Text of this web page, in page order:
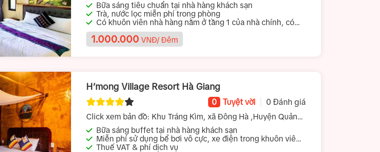
Bữa sáng tiêu chuẩn tại nhà hàng khách sạn
Trà, nước lọc miễn phí trong phòng
Có khuôn viên nhà hàng nằm ở tầng 1 của nhà chính, có
thể đặt theo thực đơn có sẵn tại home hoặc đặt theo yêu cầu
1.000.000 VNĐ/ Đêm
H’mong Village Resort Hà Giang
0 Tuyệt vời
0 Đánh giá
Click xem bản đồ: Khu Tráng Kìm, xã Đông Hà ,Huyện Quản
Bạ, Hà Giang
Bữa sáng buffet tại nhà hàng khách sạn
Miễn phí sử dụng bể bơi vô cực, xe điện trong khuôn viên
và khu vực thể dục thể thao
Thuế VAT & phí dịch vụ